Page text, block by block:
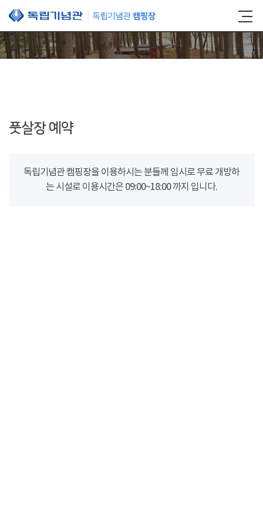
본문 바로가기
풋살장 예약
독립기념관 캠핑장을 이용하시는 분들께 임시로 무료 개방하
는 시설로 이용시간은 09:00~18:00 까지 입니다.